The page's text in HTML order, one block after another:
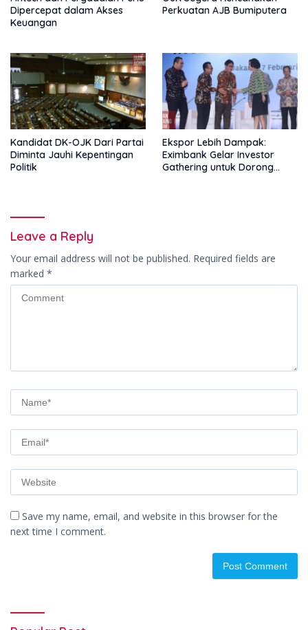
Dipercepat dalam Akses
Keuangan
Perkuatan AJB Bumiputera
Kandidat DK-OJK Dari Partai
Diminta Jauhi Kepentingan
Politik
Ekspor Lebih Dampak:
Eximbank Gelar Investor
Gathering untuk Dorong
Leave a Reply
Your email address will not be published. Required fields are
marked *
Save my name, email, and website in this browser for the
next time I comment.